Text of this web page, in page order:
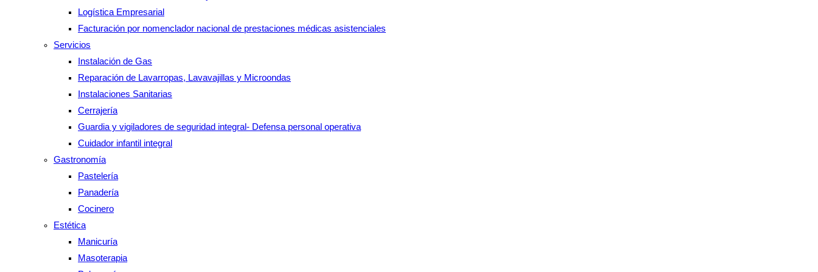
Logística Empresarial
Facturación por nomenclador nacional de prestaciones médicas asistenciales
Servicios
Instalación de Gas
Reparación de Lavarropas, Lavavajillas y Microondas
Instalaciones Sanitarias
Cerrajería
Guardia y vigiladores de seguridad integral- Defensa personal operativa
Cuidador infantil integral
Gastronomía
Pastelería
Panadería
Cocinero
Estética
Manicuría
Masoterapia